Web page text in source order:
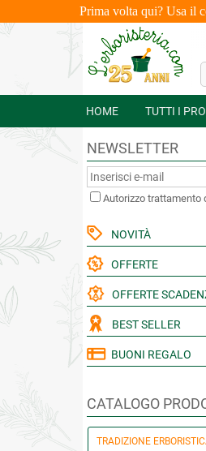
Prima volta qui? Usa il
HOME TUTTI I
NEWSLETTER
Autorizzo trattamento
NOVITÀ
OFFERTE
OFFERTE
BEST SELLER
BUONI REGALO
CATALOGO
TRADIZIONE